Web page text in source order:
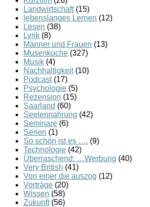
Landwirtschaft(15)
lebenslanges Lernen (12)
Lesen (38)
Lyrik (8)
Männer und Frauen (13)
Musenküche (327)
Musik (4)
Nachhaltigkeit(10)
Podcast(17)
Psychologie (5)
Rezension (15)
Saarland (60)
Seelennahrung (42)
Seminare (6)
Serien (1)
So schön ist es …. (9)
Technologie (42)
Überraschend: …Werbung (40)
Very British (41)
Von einer die auszog (12)
Vorträge (20)
Wissen (58)
Zukunft(56)